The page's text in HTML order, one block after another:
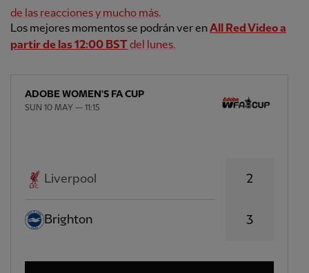
de las reacciones y mucho más.
Los mejores momentos se podrán ver enAll Red Video a
partir de las 12:00 BSTdel lunes.
ADOBE WOMEN'S FA CUP
SUN 10 MAY — 11:15
Liverpool
Brighton
2
3